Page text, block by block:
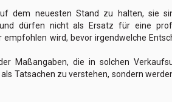
dem neuesten Stand zu halten, sie
dürfen nicht als Ersatz für eine
wird, bevor irgendwelche
Maßangaben, die in solchen
Tatsachen zu verstehen, sondern